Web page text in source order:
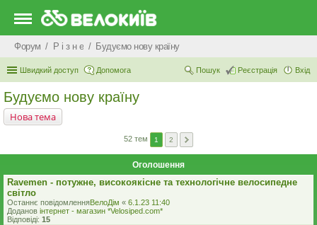
Форум Р i з н е Будуємо нову країну
Швидкий доступ Допомога Вхід
Реєстрація
Пошук
Будуємо нову країну
Нова тема
52 тем 1 2
Оголошення
Ravemen - потужне, високоякісне та технологічне велосипедне
світло
Останнє повідомленняВелоДім « 6.1.23 11:40
Доданов iнтернет - магазин *Velosiped.com*
Відповіді: 15